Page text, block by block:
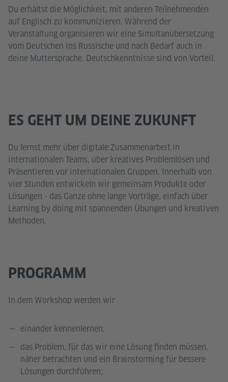
Du erhältst die Möglichkeit, mit anderen Teilnehmenden
auf Englisch zu kommunizieren. Während der
Veranstaltung organisieren wir eine Simultanübersetzung
vom Deutschen ins Russische und nach Bedarf auch in
deine Muttersprache. Deutschkenntnisse sind von Vorteil.
ES GEHT UM DEINE ZUKUNFT
Du lernst mehr über digitale Zusammenarbeit in
internationalen Teams, über kreatives Problemlösen und
Präsentieren vor internationalen Gruppen. Innerhalb von
vier Stunden entwickeln wir gemeinsam Produkte oder
Lösungen - das Ganze ohne lange Vorträge, einfach über
Learning by doing mit spannenden Übungen und kreativen
Methoden.
PROGRAMM
In dem Workshop werden wir
einander kennenlernen;
das Problem, für das wir eine Lösung finden müssen,
näher betrachten und ein Brainstorming für bessere
Lösungen durchführen;